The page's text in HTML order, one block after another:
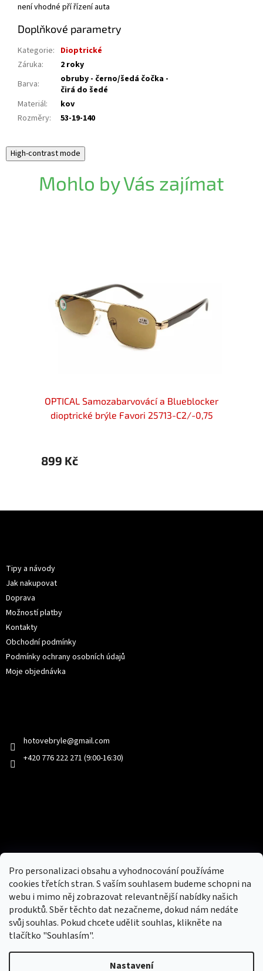
Pro personalizaci obsahu a vyhodnocování používáme
cookies třetích stran. S vaším souhlasem budeme schopni na
webu i mimo něj zobrazovat relevantnější nabídky našich
produktů. Sběr těchto dat nezačneme, dokud nám nedáte
svůj souhlas. Pokud chcete udělit souhlas, klikněte na
tlačítko "Souhlasím".
Nastavení
není vhodné pří řízení auta
Doplňkové parametry
Kategorie: Dioptrické
Záruka:
2 roky
Barva:
obruby - černo/šedá čočka -
čirá do šedé
Materiál:
kov
Rozměry: 53-19-140
High-contrast mode
Mohlo by Vás zajímat
OPTICAL Samozabarvovácí a Blueblocker
dioptrické brýle Favori 25713-C2/-0,75
899 Kč
Tipy a návody
Jak nakupovat
Doprava
Možností platby
Kontakty
Obchodní podmínky
Podmínky ochrany osobních údajů
Moje objednávka
hotovebryle@gmail.com
+420 776 222 271 (9:00-16:30)
Nový obchod s batohy, cestovními zavazadly, tašky a peněženky